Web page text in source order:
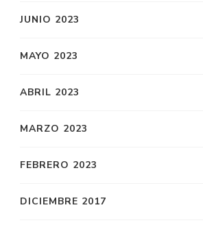
JUNIO 2023
MAYO 2023
ABRIL 2023
MARZO 2023
FEBRERO 2023
DICIEMBRE 2017